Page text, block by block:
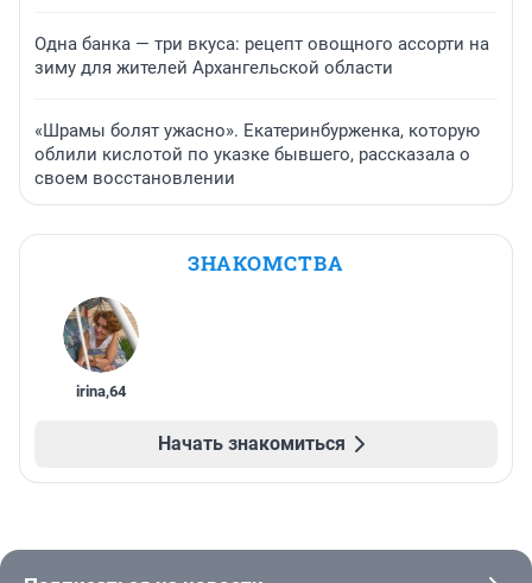
Одна банка — три вкуса: рецепт овощного ассорти на
зиму для жителей Архангельской области
«Шрамы болят ужасно». Екатеринбурженка, которую
облили кислотой по указке бывшего, рассказала о
своем восстановлении
ЗНАКОМСТВА
irina,64
Начать знакомиться